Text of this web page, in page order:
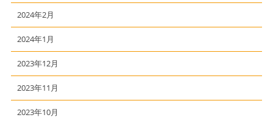
2024年2月
2024年1月
2023年12月
2023年11月
2023年10月